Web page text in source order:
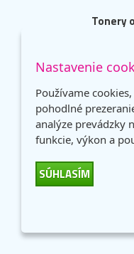
Tonery
Nastavenie
Používame
pohodlné
analýze prevádzky
funkcie, výkon a
SÚHLASÍM